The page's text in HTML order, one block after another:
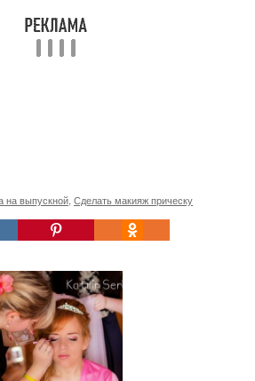
на выпускной Сделать макияж прическу